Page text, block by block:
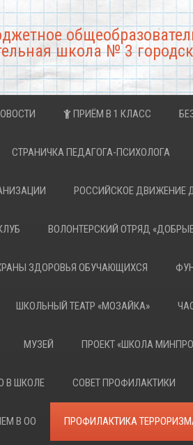
школа № 3
ПРИЁМ В 1 КЛАСС
СТРАНИЧКА ПЕДАГОГА-ПСИХОЛОГА
РОССИЙСКОЕ ДВИЖЕНИЕ
ВОЛОНТЕРСКИЙ ОТРЯД
ЗДОРОВЬЯ ОБУЧАЮЩИХСЯ
ШКОЛЬНЫЙ ТЕАТР «МОЗАЙКА»
МУЗЕЙ ПРОЕКТ «ШКОЛА
В ШКОЛЕ СОВЕТ ПРОФИЛАКТИКИ
В ОО ПРОФИЛАКТИКА